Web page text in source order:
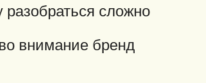
сложно
внимание бренд